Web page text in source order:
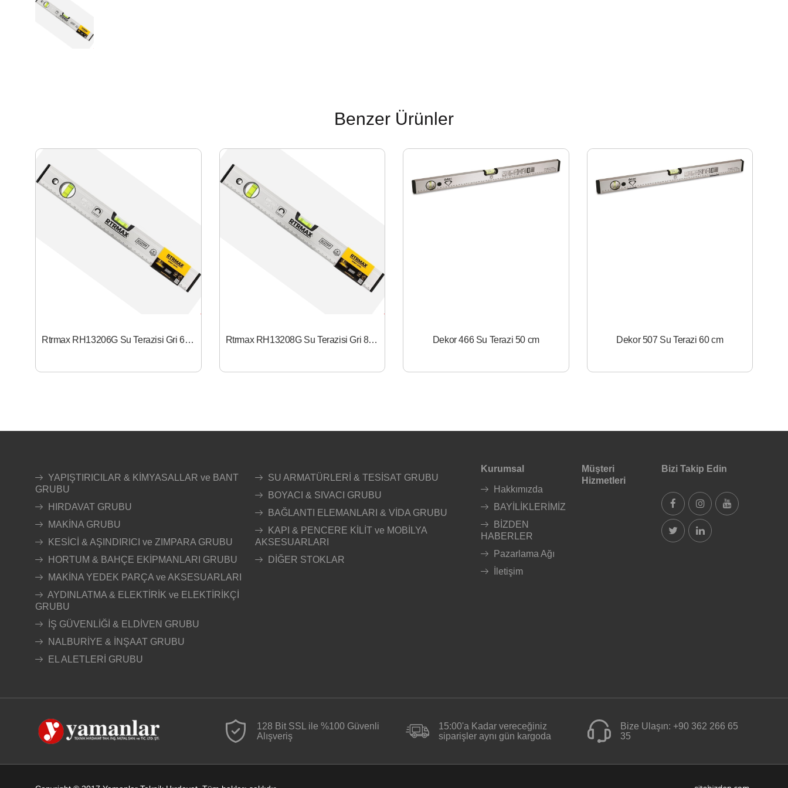
Benzer Ürünler
Rtrmax RH13206G Su Terazisi Gri 60 cm Rtrmax RH13208G Su Terazisi Gri 80 cm Dekor 466 Su Terazi 50 cm Dekor 507 Su Terazi 60 cm
YAPIŞTIRICILAR & KİMYASALLAR ve BANT
GRUBU
HIRDAVAT GRUBU
MAKİNA GRUBU
KESİCİ & AŞINDIRICI ve ZIMPARA GRUBU
HORTUM & BAHÇE EKİPMANLARI GRUBU
MAKİNA YEDEK PARÇA ve AKSESUARLARI
AYDINLATMA & ELEKTİRİK ve ELEKTİRİKÇİ
GRUBU
İŞ GÜVENLİĞİ & ELDİVEN GRUBU
NALBURİYE & İNŞAAT GRUBU
EL ALETLERİ GRUBU
SU ARMATÜRLERİ & TESİSAT GRUBU
BOYACI & SIVACI GRUBU
BAĞLANTI ELEMANLARI & VİDA GRUBU
KAPI & PENCERE KİLİT ve MOBİLYA
AKSESUARLARI
DİĞER STOKLAR
Kurumsal
Hakkımızda
BAYİLİKLERİMİZ
BİZDEN
HABERLER
Pazarlama Ağı
İletişim
Müşteri
Hizmetleri
Bizi Takip Edin
128 Bit SSL ile %100 Güvenli
Alışveriş
15:00'a Kadar vereceğiniz
siparişler aynı gün kargoda
Bize Ulaşın: +90 362 266 65
35